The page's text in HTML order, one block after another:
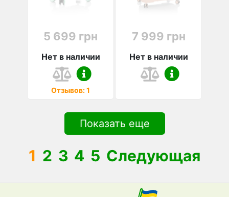
5 699 грн
Нет в наличии
Отзывов: 1
7 999 грн
Нет в наличии
Показать еще
1 2 3 4 5 Следующая